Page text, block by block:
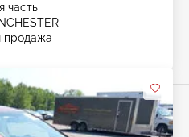
часть
продажа